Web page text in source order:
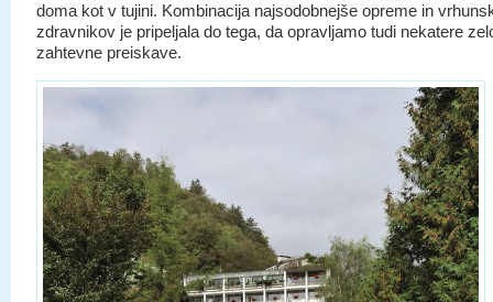
doma kot v tujini. Kombinacija najsodobnejše opreme in
zdravnikov je pripeljala do tega, da opravljamo tudi nekatere
zahtevne preiskave.